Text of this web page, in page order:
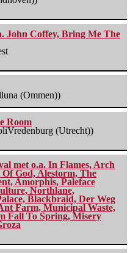
John Coffey, Bring Me The
(Ommen))
Room
(Utrecht))
met o.a. In Flames, Arch
God, Alestorm, The
Amorphis, Paleface
Northlane,
Blackbraid, Der Weg
Farm, Municipal Waste,
Fall To Spring, Misery